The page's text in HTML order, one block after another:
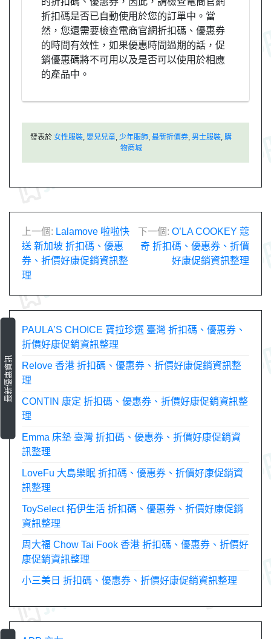
折扣碼是否已自動使用於您的訂單中。當
然，您還需要檢查電商官網折扣碼、優惠券
的時間有效性，如果優惠時間過期的話，促
銷優惠碼將不可用以及是否可以使用於相應
的產品中。
發表於 女性服裝 嬰兒兒童 少年服飾 最新折價券 男士服裝 購
物商城
文
章
導
覽
上一個: Lalamove 啦啦快
送 新加坡 折扣碼、優惠
券、折價好康促銷資訊整
理
下一個: O’LA COOKEY 蔻
奇 折扣碼、優惠券、折價
好康促銷資訊整理
最新優惠資訊
PAULA’S CHOICE 寶拉珍選 臺灣 折扣碼、優惠券、
折價好康促銷資訊整理
Relove 香港 折扣碼、優惠券、折價好康促銷資訊整
理
CONTIN 康定 折扣碼、優惠券、折價好康促銷資訊整
理
Emma 床墊 臺灣 折扣碼、優惠券、折價好康促銷資
訊整理
LoveFu 大島樂眠 折扣碼、優惠券、折價好康促銷資
訊整理
ToySelect 拓伊生活 折扣碼、優惠券、折價好康促銷
資訊整理
周大福 Chow Tai Fook 香港 折扣碼、優惠券、折價好
康促銷資訊整理
小三美日 折扣碼、優惠券、折價好康促銷資訊整理